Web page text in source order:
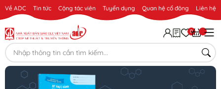
Về ADC Tin tức Cộng tác viên Tuyển dụng Quan hệ cổ đông Liên hệ
0